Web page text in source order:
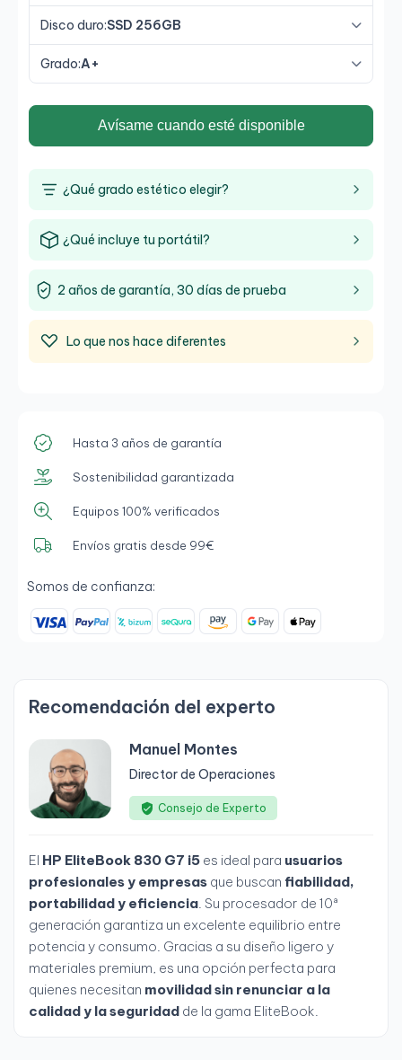
entornos con luz intensa, ideal para profesionales que
valoranligereza y fiabilidad.
Disco duro:SSD 256GB
Grado:A+
Avísame cuando esté disponible
¿Qué grado estético elegir?
¿Qué incluye tu portátil?
2 años de garantía, 30 días de prueba
Lo que nos hace diferentes
Hasta 3 años de garantía
Sostenibilidad garantizada
Equipos 100% verificados
Envíos gratis desde 99€
Somos de confianza:
Recomendación del experto
Manuel Montes
Director de Operaciones
Consejo de Experto
El HP EliteBook 830 G7 i5 es ideal para usuarios
profesionales y empresas que buscan fiabilidad,
portabilidad y eficiencia. Su procesador de 10ª
generación garantiza un excelente equilibrio entre
potencia y consumo. Gracias a su diseño ligero y
materiales premium, es una opción perfecta para
quienes necesitan movilidad sin renunciar a la
calidad y la seguridad de la gama EliteBook.